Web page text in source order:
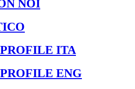
NOI
ITA
ENG